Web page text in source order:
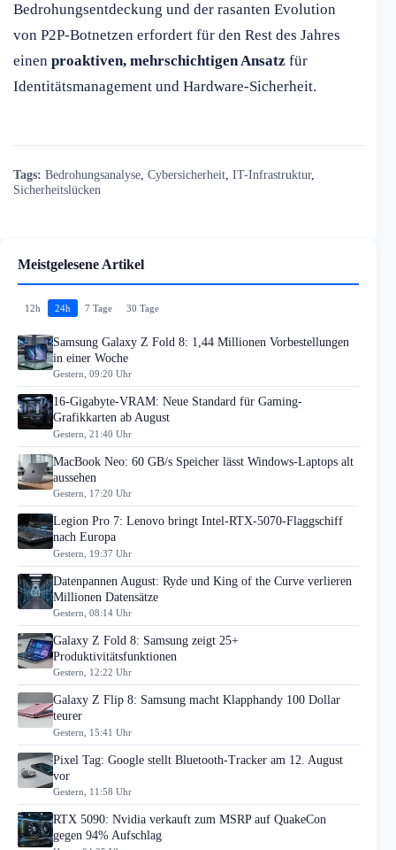
Bedrohungsentdeckung und der rasanten Evolution
von P2P-Botnetzen erfordert für den Rest des Jahres
einen proaktiven, mehrschichtigen Ansatz für
Identitätsmanagement und Hardware-Sicherheit.
Tags: Bedrohungsanalyse Cybersicherheit IT-Infrastruktur,
Sicherheitslücken
Meistgelesene Artikel
12h 24h 7 Tage 30 Tage
Samsung Galaxy Z Fold 8: 1,44 Millionen Vorbestellungen
in einer Woche
Gestern, 09:20 Uhr
16-Gigabyte-VRAM: Neue Standard für Gaming-
Grafikkarten ab August
Gestern, 21:40 Uhr
MacBook Neo: 60 GB/s Speicher lässt Windows-Laptops alt
aussehen
Gestern, 17:20 Uhr
Legion Pro 7: Lenovo bringt Intel-RTX-5070-Flaggschiff
nach Europa
Gestern, 19:37 Uhr
Datenpannen August: Ryde und King of the Curve verlieren
Millionen Datensätze
Gestern, 08:14 Uhr
Galaxy Z Fold 8: Samsung zeigt 25+
Produktivitätsfunktionen
Gestern, 12:22 Uhr
Galaxy Z Flip 8: Samsung macht Klapphandy 100 Dollar
teurer
Gestern, 15:41 Uhr
Pixel Tag: Google stellt Bluetooth-Tracker am 12. August
vor
Gestern, 11:58 Uhr
RTX 5090: Nvidia verkauft zum MSRP auf QuakeCon
gegen 94% Aufschlag